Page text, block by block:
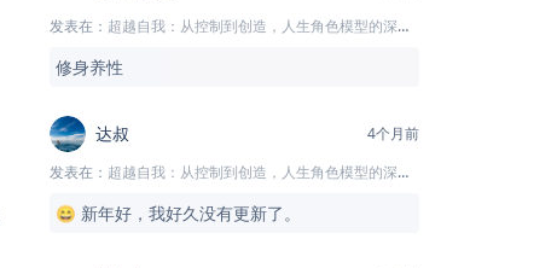
发表在： 超越自我：从控制到创造，人生角色模型的深度解析
修身养性
达叔
4个月前
发表在： 超越自我：从控制到创造，人生角色模型的深度解析
😄 新年好，我好久没有更新了。